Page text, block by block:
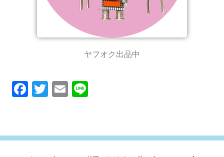
ヤフオク出品中
F
b
o
T
te
r
E
l